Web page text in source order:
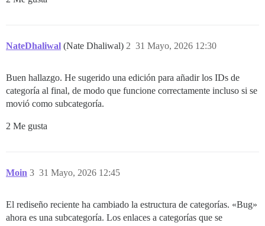
NateDhaliwal (Nate Dhaliwal) 31 Mayo, 2026 12:30
2
Buen hallazgo. He sugerido una edición para añadir los IDs de
categoría al final, de modo que funcione correctamente incluso si se
movió como subcategoría.
2 Me gusta
Moin 31 Mayo, 2026 12:45
3
El rediseño reciente ha cambiado la estructura de categorías. «Bug»
ahora es una subcategoría. Los enlaces a categorías que se